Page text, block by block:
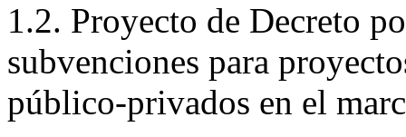
1.2. Proyecto de Decreto
subvenciones para
público-privados en el